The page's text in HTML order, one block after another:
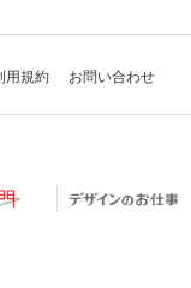
用規約 お問い合わせ